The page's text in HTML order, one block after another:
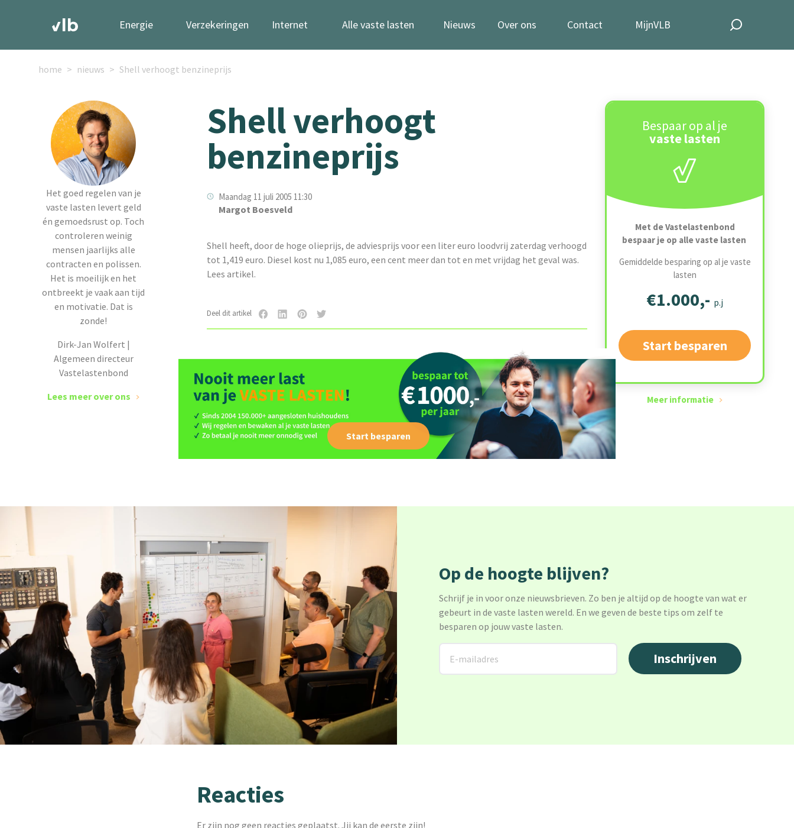
Energie Verzekeringen Internet Alle vaste lasten Nieuws Over ons Contact MijnVLB
home nieuws Shell verhoogt benzineprijs
Het goed regelen van je
vaste lasten levert geld
én gemoedsrust op. Toch
controleren weinig
mensen jaarlijks alle
contracten en polissen.
Het is moeilijk en het
ontbreekt je vaak aan tijd
en motivatie. Dat is
zonde!
Dirk-Jan Wolfert |
Algemeen directeur
Vastelastenbond
Lees meer over ons
Bespaar op al je
vaste lasten
Met de Vastelastenbond
bespaar je op alle vaste lasten
Gemiddelde besparing op al je vaste
lasten
€1.000,- p.j
Start besparen
Meer informatie
Shell verhoogt
benzineprijs
Maandag 11 juli 2005 11:30
Margot Boesveld
Shell heeft, door de hoge olieprijs, de adviesprijs voor een liter euro loodvrij zaterdag verhoogd
tot 1,419 euro. Diesel kost nu 1,085 euro, een cent meer dan tot en met vrijdag het geval was.
Lees artikel.
Deel dit artikel
Start besparen
Op de hoogte blijven?
Schrijf je in voor onze nieuwsbrieven. Zo ben je altijd op de hoogte van wat er
gebeurt in de vaste lasten wereld. En we geven de beste tips om zelf te
besparen op jouw vaste lasten.
Reacties
Er zijn nog geen reacties geplaatst. Jij kan de eerste zijn!